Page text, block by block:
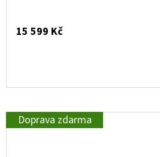
15 599 Kč
Doprava zdarma